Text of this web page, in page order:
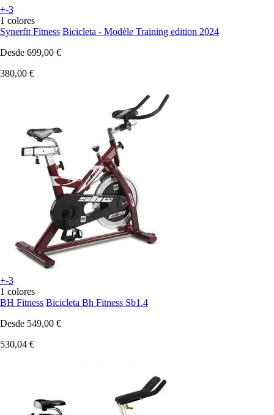
+-3
1 colores
Synerfit Fitness Bicicleta - Modèle Training edition 2024
Desde 699,00 €
380,00 €
+-3
1 colores
BH Fitness Bicicleta Bh Fitness Sb1.4
Desde 549,00 €
530,04 €